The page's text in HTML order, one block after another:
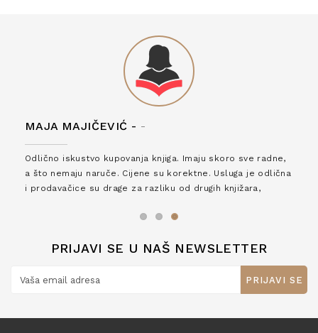
MAJA MAJIČEVIĆ - -
Odlično iskustvo kupovanja knjiga. Imaju skoro sve radne,
a što nemaju naruče. Cijene su korektne. Usluga je odlična
i prodavačice su drage za razliku od drugih knjižara,
PRIJAVI SE U NAŠ NEWSLETTER
PRIJAVI SE